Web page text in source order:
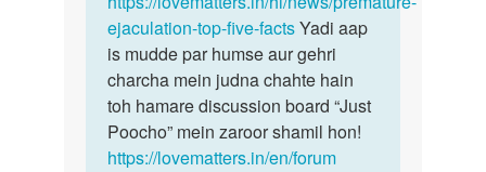
ejaculation-top-five-factsYadi aap
is mudde par humse aur gehri
charcha mein judna chahte hain
toh hamare discussion board “Just
Poocho” mein zaroor shamil hon!
https://lovematters.in/en/forum